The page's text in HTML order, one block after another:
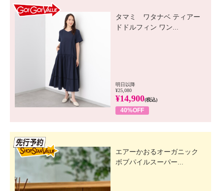
タマミ ワタナベ ティアー
ドドルフィン ワン...
明日以降
¥25,080
¥14,900(税込)
40%OFF
エアーかおるオーガニック
ボブパイルスーパー...